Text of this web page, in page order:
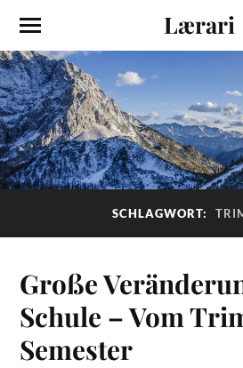
Lærari
SCHLAGWORT:
Große
Schule – Vom
Semester